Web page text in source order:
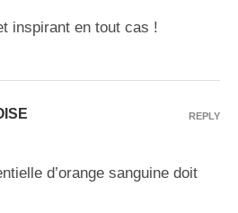
inspirant en tout cas !
d’orange sanguine doit
REPLY